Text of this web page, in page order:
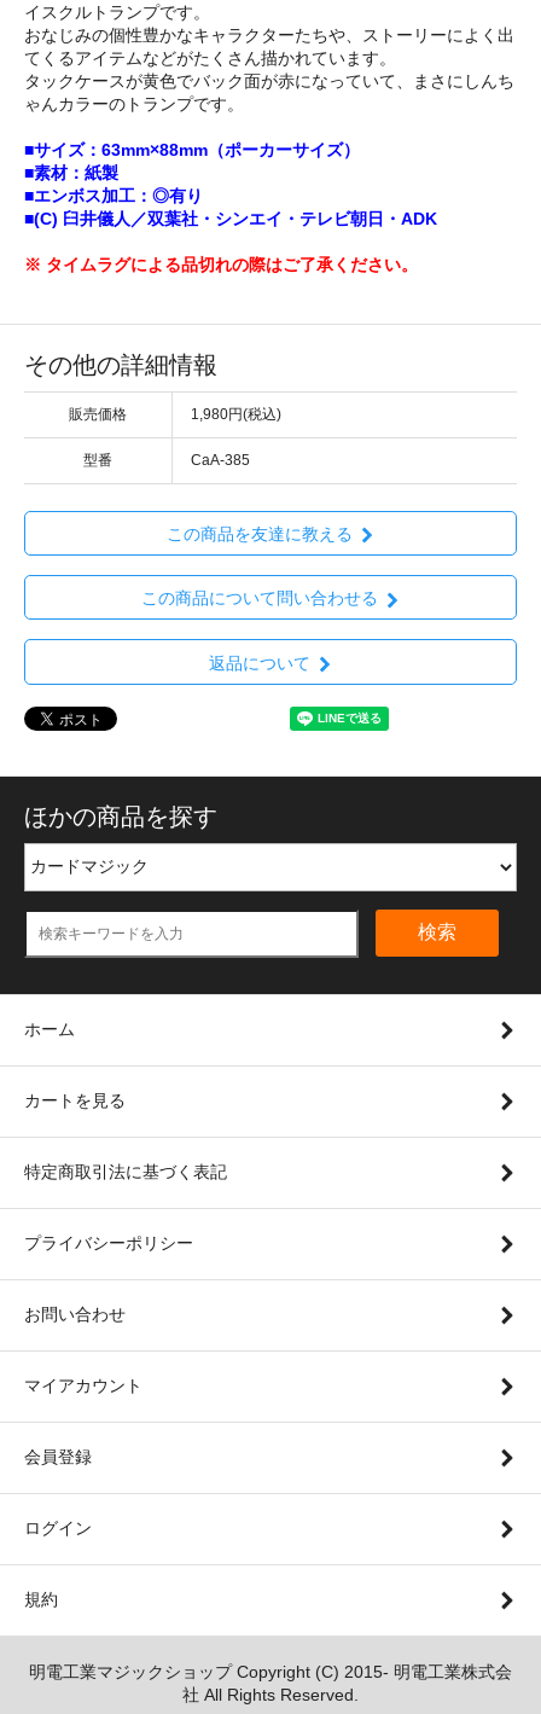
イスクルトランプです。
おなじみの個性豊かなキャラクターたちや、ストーリーによく出
てくるアイテムなどがたくさん描かれています。
タックケースが黄色でバック面が赤になっていて、まさにしんち
ゃんカラーのトランプです。
■サイズ：63mm×88mm（ポーカーサイズ）
■素材：紙製
■エンボス加工：◎有り
■(C) 臼井儀人／双葉社・シンエイ・テレビ朝日・ADK
※ タイムラグによる品切れの際はご了承ください。
その他の詳細情報
販売価格 1,980円(税込)
型番 CaA-385
この商品を友達に教える
この商品について問い合わせる
返品について
ほかの商品を探す
検索
ホーム
カートを見る
特定商取引法に基づく表記
プライバシーポリシー
お問い合わせ
マイアカウント
会員登録
ログイン
規約
明電工業マジックショップ Copyright (C) 2015- 明電工業株式会
社 All Rights Reserved.